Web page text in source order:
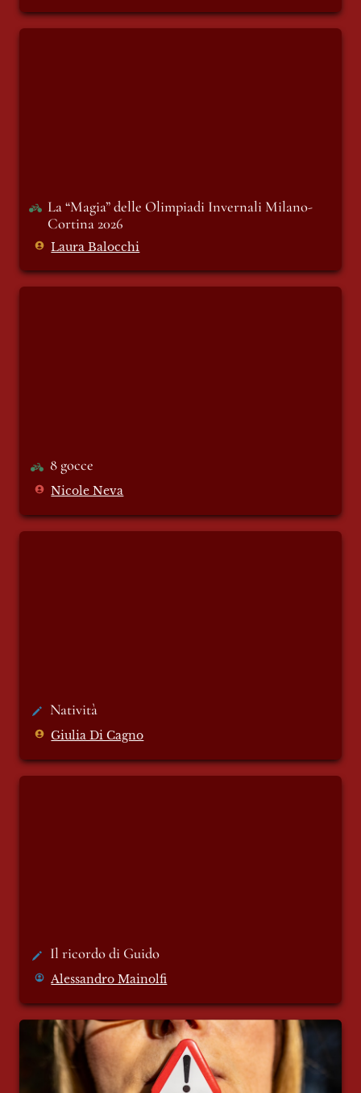
La “Magia” delle Olimpiadi Invernali Milano-
Cortina 2026
Laura Balocchi
8 gocce
Nicole Neva
Natività
Giulia Di Cagno
Il ricordo di Guido
Il ricordo di Guido
Alessandro Mainolfi
Lame invisibili: la violenza silenziosa del
linguaggio